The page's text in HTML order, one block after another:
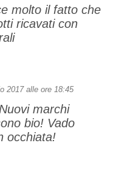
molto il fatto che
ricavati con
2017 alle ore 18:45
marchi
bio! Vado
occhiata!